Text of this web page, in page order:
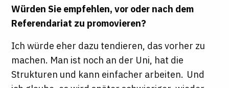
Würden Sie empfehlen, vor oder nach dem
Referendariat zu promovieren?
Ich würde eher dazu tendieren, das vorher zu
machen. Man ist noch an der Uni, hat die
Strukturen und kann einfacher arbeiten. Und